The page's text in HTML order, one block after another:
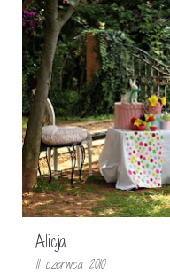
Alicja
11 czerwca 2010